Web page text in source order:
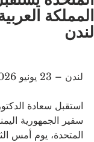
المملكة
لندن
لندن – 23 يونيو 2026
استقبل سعادة
سفير الجمهورية
المتحدة، يوم أمس